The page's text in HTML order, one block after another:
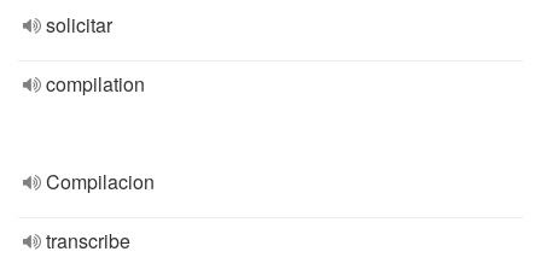
solicitar
compilation
Compilacion
transcribe